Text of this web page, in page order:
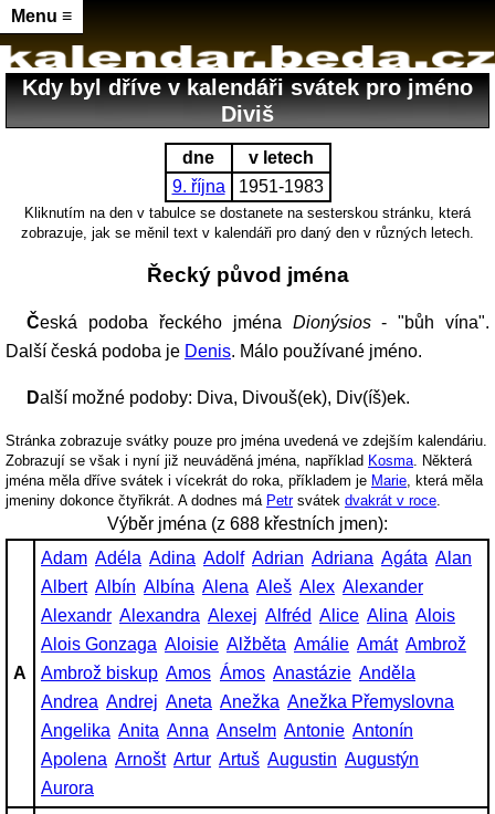
Menu ≡
Kdy byl dříve v kalendáři svátek pro jméno
Diviš
dne
v letech
9. října
1951-1983
Kliknutím na den v tabulce se dostanete na sesterskou stránku, která
zobrazuje, jak se měnil text v kalendáři pro daný den v různých letech.
Řecký původ jména
Česká podoba řeckého jména Dionýsios- "bůh vína".
Další česká podoba je Denis. Málo používané jméno.
Další možné podoby: Diva, Divouš(ek), Div(íš)ek.
Stránka zobrazuje svátky pouze pro jména uvedená ve zdejším kalendáriu.
Zobrazují se však i nyní již neuváděná jména, například Kosma . Některá
jména měla dříve svátek i vícekrát do roka, příkladem je Marie , která měla
jmeniny dokonce čtyřikrát. A dodnes má Petrsvátek dvakrát v roce
Výběr jména (z 688 křestních jmen):
A
Adam Adéla Adina Adolf Adrian Adriana Agáta Alan
Albert Albín Albína Alena Aleš Alex Alexander
Alexandr Alexandra Alexej Alfréd Alice Alina Alois
Alois Gonzaga Aloisie Alžběta Amálie Amát Ambrož
Ambrož biskup Amos Ámos Anastázie Anděla
Andrea Andrej Aneta Anežka Anežka Přemyslovna
Angelika Anita Anna Anselm Antonie Antonín
Apolena Arnošt Artur Artuš Augustin Augustýn
Aurora